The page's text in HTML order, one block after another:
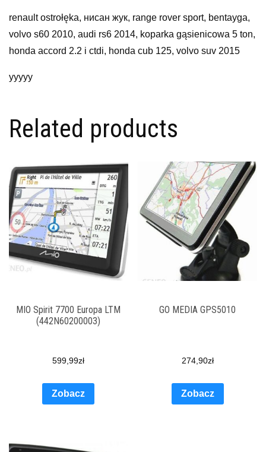
renault ostrołęka, нисан жук, range rover sport, bentayga,
volvo s60 2010, audi rs6 2014, koparka gąsienicowa 5 ton,
honda accord 2.2 i ctdi, honda cub 125, volvo suv 2015
yyyyy
Related products
MIO Spirit 7700 Europa LTM
(442N60200003)
599,99zł
Zobacz
GO MEDIA GPS5010
274,90zł
Zobacz